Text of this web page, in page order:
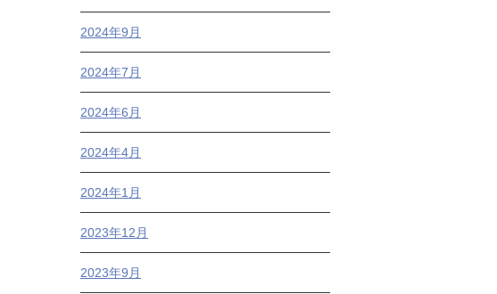
2024年9月
2024年7月
2024年6月
2024年4月
2024年1月
2023年12月
2023年9月